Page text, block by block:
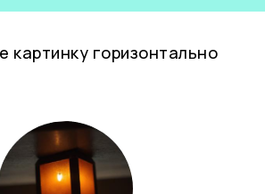
картинку горизонтально